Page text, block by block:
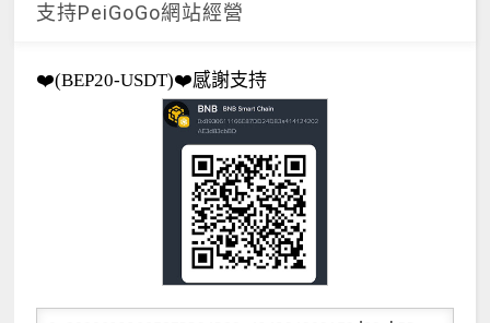
支持PeiGoGo網站經營
❤️(BEP20-USDT)❤️感謝支持